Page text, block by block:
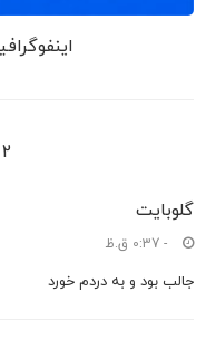
2 دیدگاه ها
گلوبایت
- 0:37 ق.ظ
جالب بود و به دردم خورد